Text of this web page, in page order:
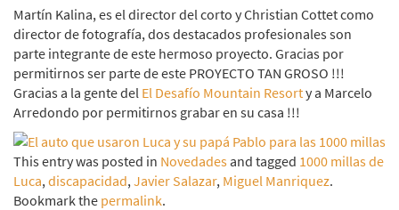
Martín Kalina, es el director del corto y Christian Cottet como
director de fotografía, dos destacados profesionales son
parte integrante de este hermoso proyecto. Gracias por
permitirnos ser parte de este PROYECTO TAN GROSO !!!
Gracias a la gente del El Desafío Mountain Resorty a Marcelo
Arredondo por permitirnos grabar en su casa !!!
This entry was posted in Novedadesand tagged 1000 millas de
Luca,discapacidad,Javier Salazar, Miguel Manriquez.
Bookmark the permalink.